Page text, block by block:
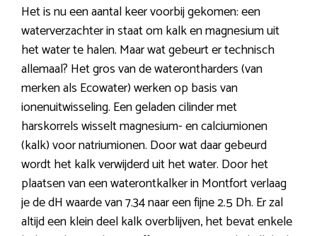
Het is nu een aantal keer voorbij gekomen: een
waterverzachter in staat om kalk en magnesium uit
het water te halen. Maar wat gebeurt er technisch
allemaal? Het gros van de waterontharders (van
merken als Ecowater) werken op basis van
ionenuitwisseling. Een geladen cilinder met
harskorrels wisselt magnesium- en calciumionen
(kalk) voor natriumionen. Door wat daar gebeurd
wordt het kalk verwijderd uit het water. Door het
plaatsen van een waterontkalker in Montfort verlaag
je de dH waarde van 7.34 naar een fijne 2.5 Dh. Er zal
altijd een klein deel kalk overblijven, het bevat enkele